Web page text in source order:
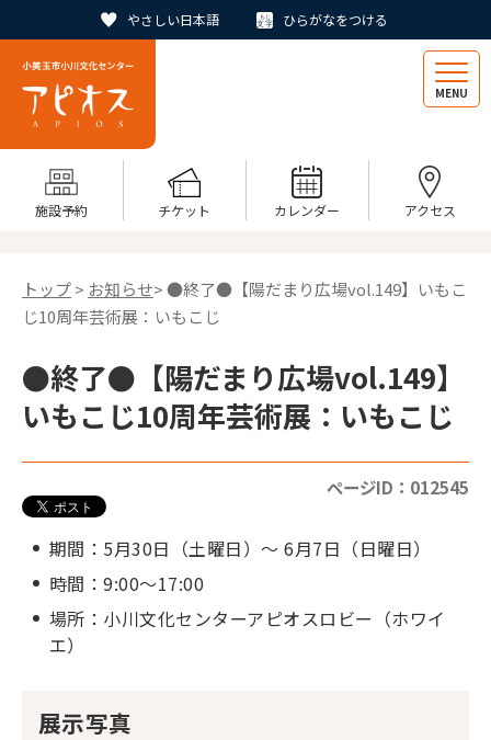
やさしい日本語 ひらがなをつける
MENU
施設予約 チケット カレンダー アクセス
トップ> お知らせ> ●終了●【陽だまり広場vol.149】いもこ
じ10周年芸術展：いもこじ
●終了●【陽だまり広場vol.149】
いもこじ10周年芸術展：いもこじ
ページID：012545
期間：5月30日（土曜日）～ 6月7日（日曜日）
時間：9:00～17:00
場所：小川文化センターアピオスロビー（ホワイ
エ）
展示写真